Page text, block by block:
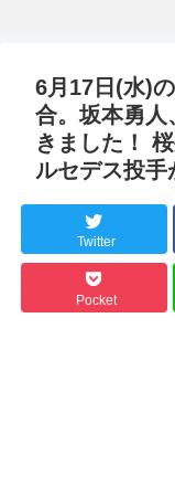
6月17日(水)
合。坂本勇人
きました！
ルセデス投手
Twitter
Pocket